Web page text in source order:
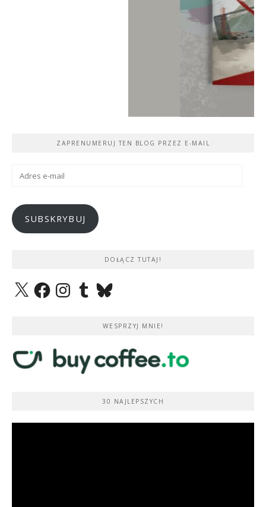
ZAPRENUMERUJ TEN BLOG PRZEZ E-MAIL
Adres
SUBSKRYBUJ
DOŁĄCZ TUTAJ!
X FacebookInstagramTumblrBluesky
WESPRZYJ MNIE!
30 NAJLEPSZYCH